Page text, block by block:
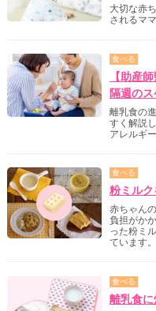
大切な赤
されるマ
食べる
【助産
隔週の
離乳食の
すく解説
アレルギ
食べる
粉ミルク
赤ちゃん
負担がか
った粉ミ
ています。
食べる
離乳食に